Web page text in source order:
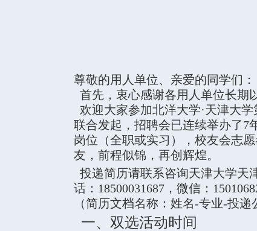
尊敬的用人单位、亲爱的同学们：
首先，衷心感谢各用人单位长期
欢迎大家参加北洋大学·天津大
联合发起，招聘会已连续举办了7
岗位（全职或实习），校友会志
友，前程似锦，再创辉煌。
投递简历请联系咨询天津大学天
话：18500031687，微信：
（简历文档名称：姓名-专业-投
一、双选活动时间